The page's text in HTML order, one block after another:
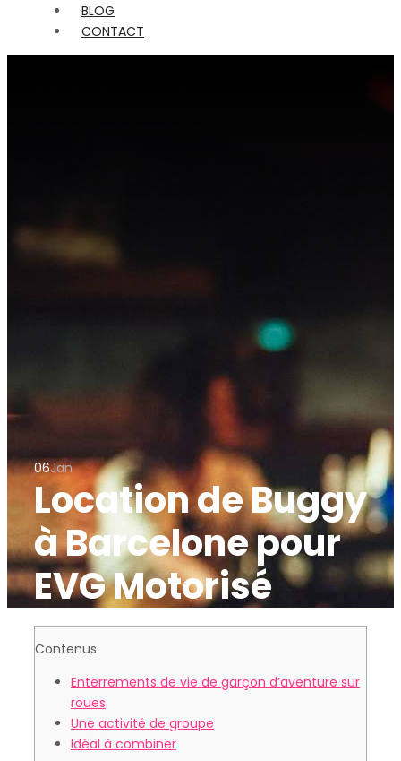
BLOG
CONTACT
06Jan
Location de Buggy
à Barcelone pour
EVG Motorisé
Contenus
Enterrements de vie de garçon d’aventure sur
roues
Une activité de groupe
Idéal à combiner